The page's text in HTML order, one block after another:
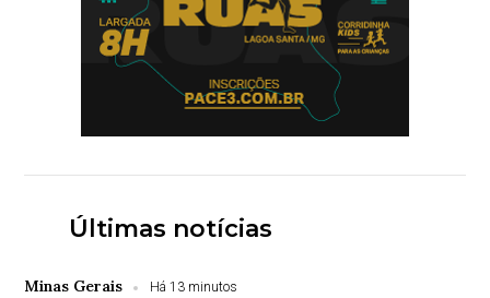
Últimas notícias
Minas Gerais Há 13 minutos